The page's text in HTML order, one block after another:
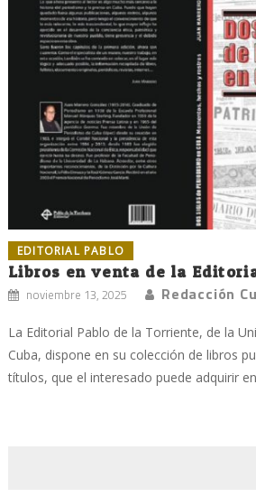
EDITORIAL PABLO
Libros en venta de la
noviembre 13, 2025 Redacción
La Editorial Pablo de la Torriente, de la
Cuba, dispone en su colección de libros
títulos, que el interesado puede adquirir